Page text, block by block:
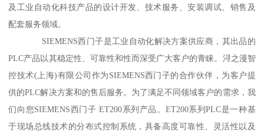
及工业自动化科技产品的设计开发、技术服务、安装调试、销售及
配套服务领域。
SIEMENS西门子是工业自动化解决方案供应商，其出品的
PLC产品以其稳定性、可靠性和性而深受广大客户的青睐。浔之漫智
控技术(上海)有限公司作为SIEMENS西门子的合作伙伴，为客户提
供的PLC解决方案和的售后服务。为了满足不同领域客户的需求，我
们向您SIEMENS西门子 ET200系列产品。ET200系列PLC是一种基
于现场总线技术的分布式控制系统，具备高度可靠性、灵活性以及